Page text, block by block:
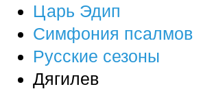
Царь Эдип
Симфония псалмов
Русские сезоны
Дягилев